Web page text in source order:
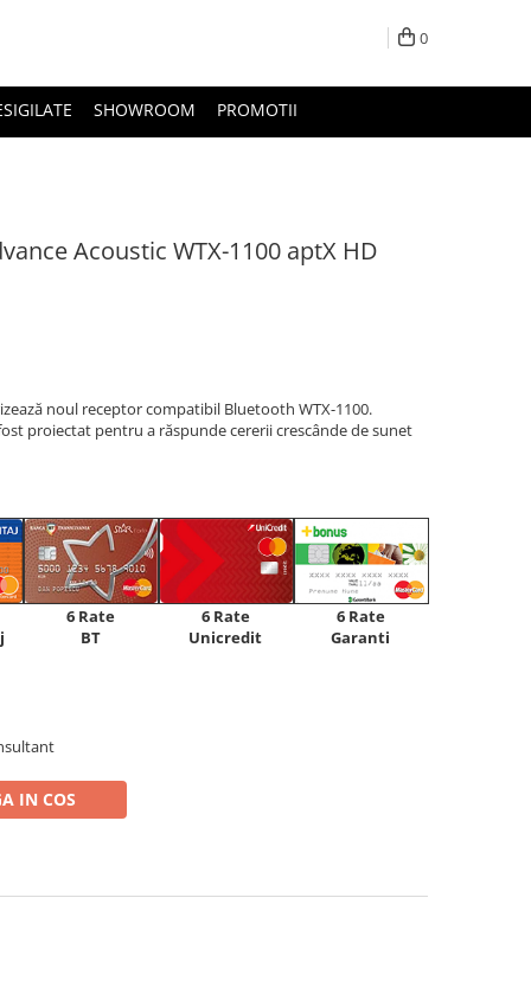
0
SHOWROOM PROMOTII
Acoustic WTX-1100 aptX HD
noul receptor compatibil Bluetooth WTX-1100.
proiectat pentru a răspunde cererii crescânde de sunet
6 Rate
BT
6 Rate
Unicredit
6 Rate
Garanti
IN COS